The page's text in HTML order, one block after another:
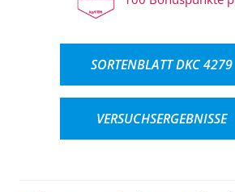
SORTENBLATT DKC 4279
VERSUCHSERGEBNISSE